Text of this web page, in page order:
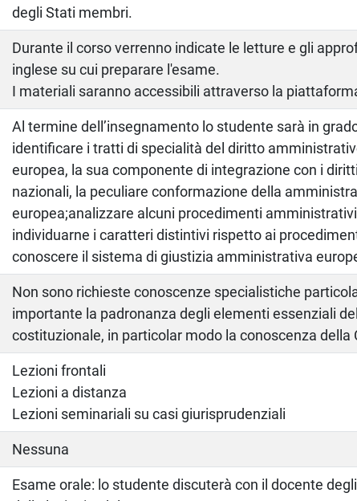
degli Stati membri.
Durante il corso verrenno indicate le letture e gli
inglese su cui preparare l'esame.
I materiali saranno accessibili attraverso la
Al termine dell’insegnamento lo studente sarà in
identificare i tratti di specialità del diritto
europea, la sua componente di integrazione con i
nazionali, la peculiare conformazione della
europea;analizzare alcuni procedimenti
individuarne i caratteri distintivi rispetto ai
conoscere il sistema di giustizia amministrativa
Non sono richieste conoscenze specialistiche
importante la padronanza degli elementi essenziali
costituzionale, in particolar modo la conoscenza della
Lezioni frontali
Lezioni a distanza
Lezioni seminariali su casi giurisprudenziali
Nessuna
Esame orale: lo studente discuterà con il docente